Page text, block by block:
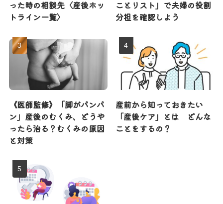
った時の相談先〈産後ホッ
トライン一覧〉
ことリスト」で夫婦の役割
分担を確認しよう
《医師監修》「脚がパンパ
ン」産後のむくみ、どうや
ったら治る？むくみの原因
と対策
産前から知っておきたい
「産後ケア」とは どんな
ことをするの？